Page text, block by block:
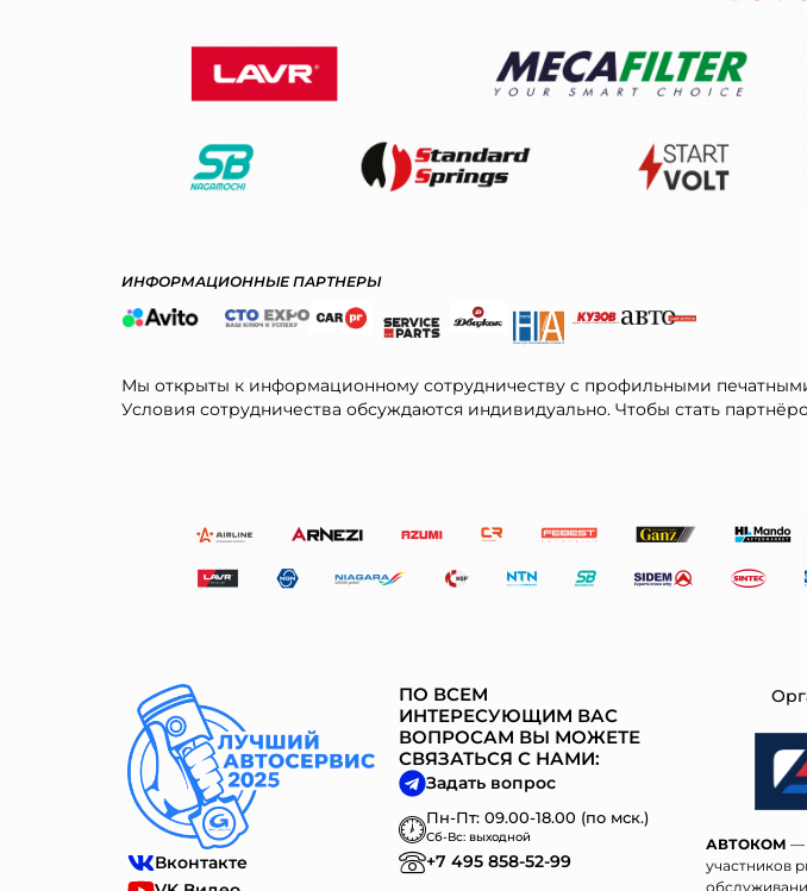
ИНФОРМАЦИОННЫЕ ПАРТНЕРЫ
Мы открыты к информационному сотрудничеству с профильными
Условия сотрудничества обсуждаются индивидуально. Чтобы стать
Вконтакте
ПО ВСЕМ
ИНТЕРЕСУЮЩИМ ВАС
ВОПРОСАМ ВЫ МОЖЕТЕ
СВЯЗАТЬСЯ С НАМИ:
Задать вопрос
Пн-Пт: 09.00-18.00 (по мск.)
Сб-Вс: выходной
+7 495 858-52-99
АВТОКОМ —
участников